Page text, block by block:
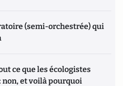
(semi-orchestrée) qui
ce que les écologistes
non, et voilà pourquoi